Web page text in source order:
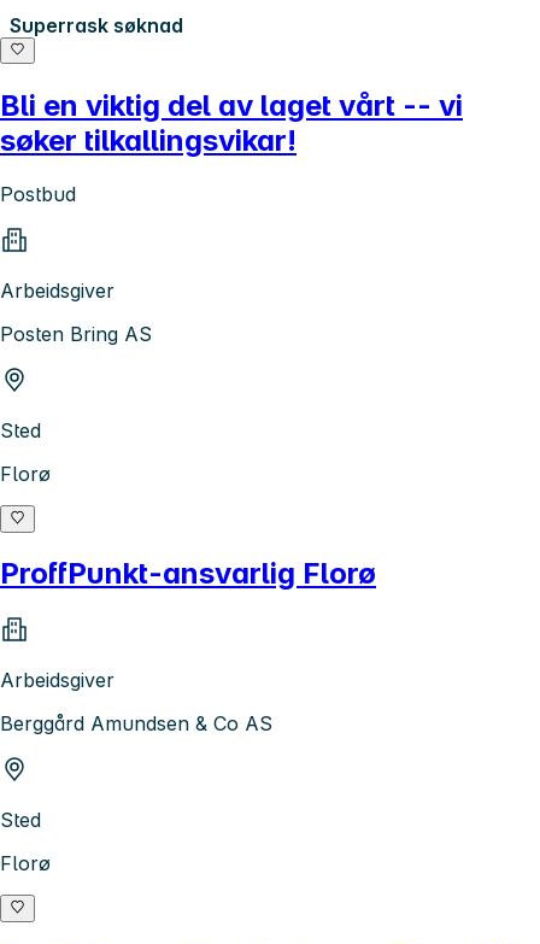
Superrask søknad
Bli en viktig del av laget vårt -- vi
søker tilkallingsvikar!
Postbud
Arbeidsgiver
Posten Bring AS
Sted
Florø
ProffPunkt-ansvarlig Florø
Arbeidsgiver
Berggård Amundsen & Co AS
Sted
Florø